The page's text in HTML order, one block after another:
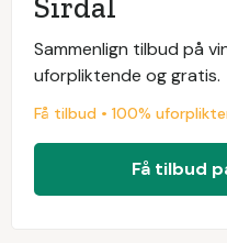
Sirdal
Sammenlign tilbud på
uforpliktende og gratis.
Få tilbud • 100%
Få tilbud